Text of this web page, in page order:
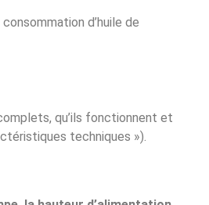
d’huile de
qu’ils fonctionnent et
techniques »).